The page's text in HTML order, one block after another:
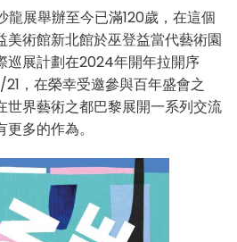
龍展舉辦至今已滿120歲，在這個
美術館新北館於巫登益當代藝術園
巡展計劃在2024年開年拉開序
，在榮幸受邀參與百年盛會之
世界藝術之都巴黎展開一系列交流
多的作為。